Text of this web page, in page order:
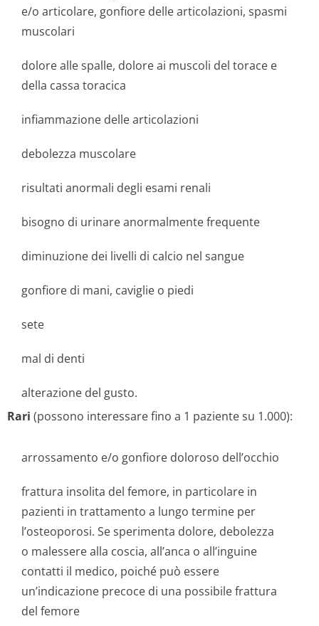
e/o articolare, gonfiore delle articolazioni, spasmi
muscolari
dolore alle spalle, dolore ai muscoli del torace e
della cassa toracica
infiammazione delle articolazioni
debolezza muscolare
risultati anormali degli esami renali
bisogno di urinare anormalmente frequente
diminuzione dei livelli di calcio nel sangue
gonfiore di mani, caviglie o piedi
sete
mal di denti
alterazione del gusto.
Rari (possono interessare fino a 1 paziente su 1.000):
arrossamento e/o gonfiore doloroso dell’occhio
frattura insolita del femore, in particolare in
pazienti in trattamento a lungo termine per
l’osteoporosi. Se sperimenta dolore, debolezza
o malessere alla coscia, all’anca o all’inguine
contatti il medico, poiché può essere
un’indicazione precoce di una possibile frattura
del femore